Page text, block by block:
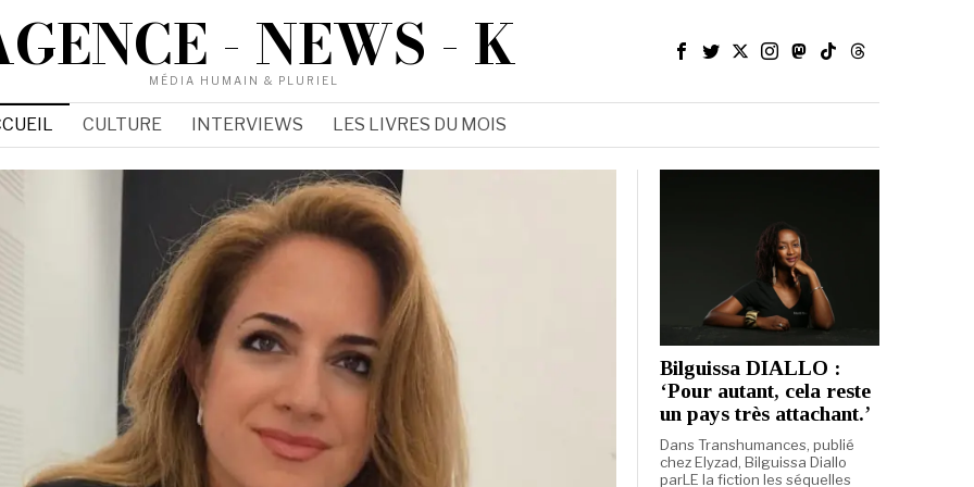
- NEWS - K
MÉDIA HUMAIN & PLURIEL
CULTURE INTERVIEWS LES LIVRES DU MOIS
Bilguissa DIALLO :
‘Pour autant, cela reste
un pays très attachant.’
Dans Transhumances, publié
chez Elyzad, Bilguissa Diallo
parLE la fiction les séquelles